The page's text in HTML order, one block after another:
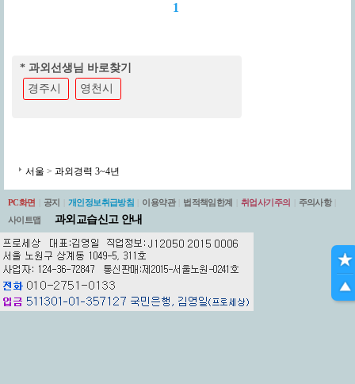
1
* 과외선생님 바로찾기
경주시
영천시
서울 > 과외경력 3~4년
PC화면 공지 개인정보취급방침 이용약관 법적책임한계 취업사기주의 주의사항
사이트맵
과외교습신고 안내